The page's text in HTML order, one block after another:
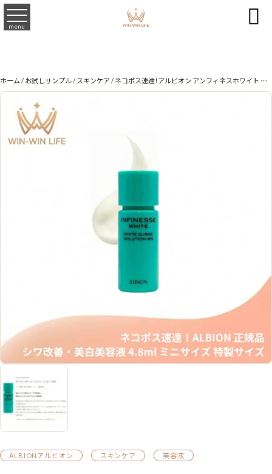
menu 
ホーム/お試しサンプル/スキンケア/ ネコポス速達！アルビオン アンフィネスホワイト ホワイトサージ ソリューション WN 4.8ml ミニサイズ 特製サイズ サンプル シワ改善 美白美容液 医薬部外品 明るい ハリ 美白ケア ハリケア 美容有効成分 メラニンの生成防止 シミ・ソバカスを防ぐ 乾燥対策 ALBION albion
ALBIONアルビオン スキンケア 美容液